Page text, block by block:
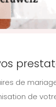
de
de